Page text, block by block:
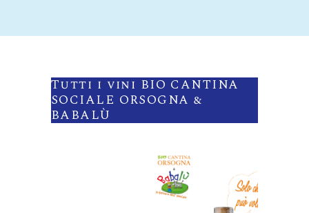
Tutti i vini BIO CANTINA
SOCIALE ORSOGNA &
BABALÙ